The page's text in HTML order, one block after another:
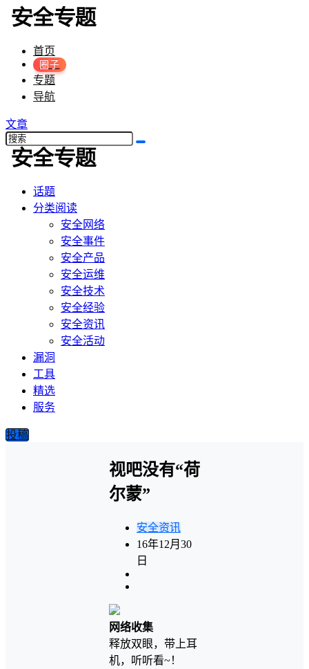
首页
圈子
专题
导航
文章
话题
分类阅读
安全网络
安全事件
安全产品
安全运维
安全技术
安全经验
安全资讯
安全活动
漏洞
工具
精选
服务
投稿
视吧没有“荷
尔蒙”
安全资讯
16年12月30
日
网络收集
释放双眼，带上耳
机，听听看~！